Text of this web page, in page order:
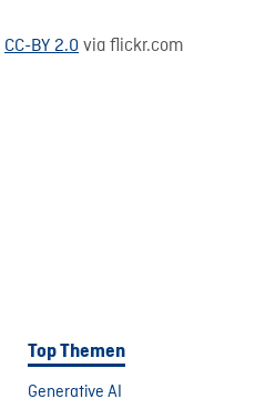
CC-BY 2.0 via flickr.com
Top Themen
Generative AI